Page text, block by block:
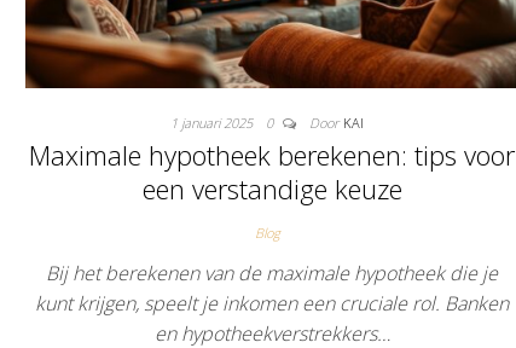
1 januari 2025 0 Door KAI
Maximale hypotheek berekenen: tips voor
een verstandige keuze
Blog
Bij het berekenen van de maximale hypotheek die je
kunt krijgen, speelt je inkomen een cruciale rol. Banken
en hypotheekverstrekkers…